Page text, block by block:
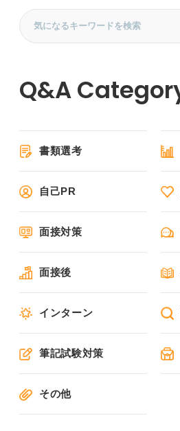
書類選考
自己PR
面接対策
面接後
インターン
筆記試験対策
その他